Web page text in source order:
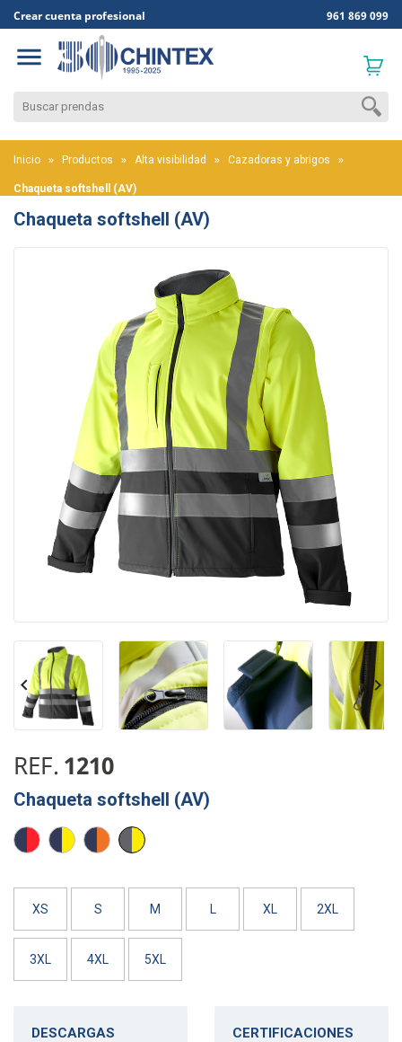
Crear cuenta profesional 961 869 099

Inicio Productos Alta visibilidad Cazadoras y abrigos
Chaqueta softshell (AV)
Chaqueta softshell (AV)
 
REF. 1210
Chaqueta softshell (AV)
ROJO
AV/
AMARILLO
AV/
NARANJA
AV/
AMARILLO
XS S M L XL 2XL
3XL 4XL 5XL
DESCARGAS CERTIFICACIONES